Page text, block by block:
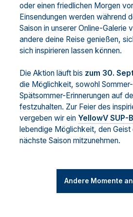
oder einen friedlichen Morgen
Einsendungen werden während
Saison in unserer Online-Galerie
andere deine Reise genießen,
sich inspirieren lassen können.
Die Aktion läuft bis zum 30.
die Möglichkeit, sowohl
Spätsommer-Erinnerungen auf
festzuhalten. Zur Feier des
vergeben wir ein YellowV SUP-
lebendige Möglichkeit, den Geist
nächste Saison mitzunehmen.
Andere Momente